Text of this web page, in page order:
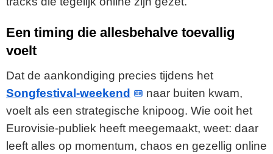
Een timing die allesbehalve toevallig
voelt
Dat de aankondiging precies tijdens het
Songfestival-weekend
naar buiten kwam,
voelt als een strategische knipoog. Wie ooit het
Eurovisie-publiek heeft meegemaakt, weet: daar
leeft alles op momentum, chaos en gezellig online